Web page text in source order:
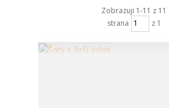
Zobrazuji 1-11 z 11
strana
z 1